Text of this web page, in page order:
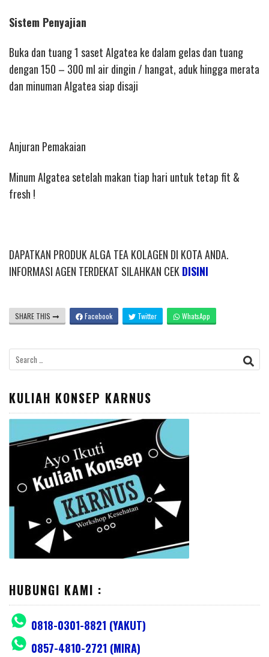
Sistem Penyajian
Buka dan tuang 1 saset Algatea ke dalam gelas dan tuang
dengan 150 – 300 ml air dingin / hangat, aduk hingga merata
dan minuman Algatea siap disaji
Anjuran Pemakaian
Minum Algatea setelah makan tiap hari untuk tetap fit &
fresh !
DAPATKAN PRODUK ALGA TEA KOLAGEN DI KOTA ANDA.
INFORMASI AGEN TERDEKAT SILAHKAN CEK DISINI
SHARE THIS Facebook Twitter WhatsApp
Search
for:
KULIAH KONSEP KARNUS
HUBUNGI KAMI :
0818-0301-8821 (YAKUT)
0857-4810-2721 (MIRA)